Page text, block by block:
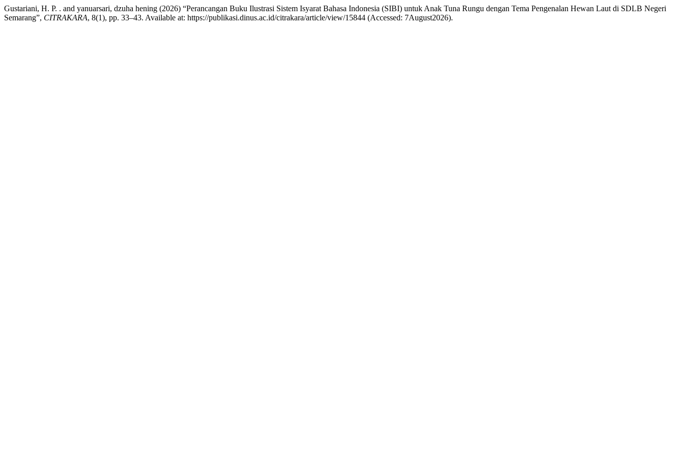
Gustariani, H. P. . and yanuarsari, dzuha hening (2026) “Perancangan Buku Ilustrasi Sistem Isyarat Bahasa Indonesia (SIBI) untuk Anak Tuna Rungu dengan Tema Pengenalan Hewan Laut di SDLB Negeri
Semarang”, CITRAKARA, 8(1), pp. 33–43. Available at: https://publikasi.dinus.ac.id/citrakara/article/view/15844 (Accessed: 7August2026).